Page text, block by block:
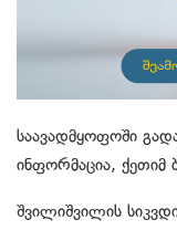
საავადმყოფოში
ინფორმაცია, ქეთიმ
შვილიშვილის